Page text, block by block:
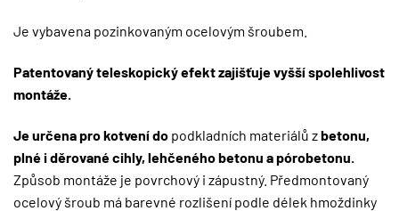
Je vybavena pozinkovaným ocelovým šroubem.
Patentovaný teleskopický efekt zajišťuje vyšší spolehlivost
montáže.
Je určena pro kotvení do podkladních materiálů zbetonu,
plné i děrované cihly, lehčeného betonu a pórobetonu.
Způsob montáže je povrchový i zápustný. Předmontovaný
ocelový šroub má barevné rozlišení podle délek hmoždinky